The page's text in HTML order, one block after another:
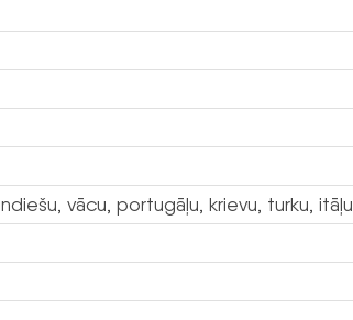
vācu, portugāļu, krievu, turku, itāļu